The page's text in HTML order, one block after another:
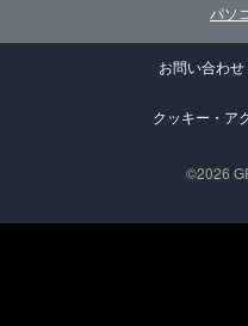
パソ
お問い合わせ
クッキー・ア
©2026